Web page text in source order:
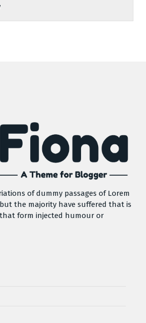
of dummy passages of Lorem
the majority have suffered that is
form injected humour or